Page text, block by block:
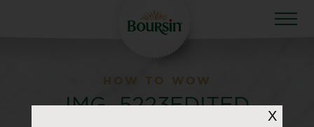
HOW TO WOW
IMG_5223EDITED X